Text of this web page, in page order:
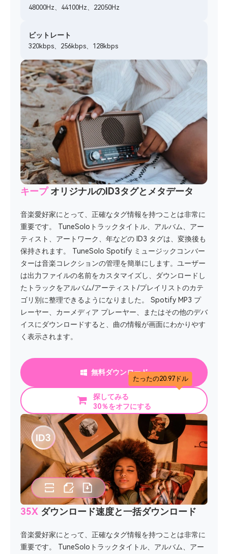
48000Hz、44100Hz、22050Hz
ビットレート
320kbps、256kbps、128kbps
キープオリジナルのID3タグとメタデータ
音楽愛好家にとって、正確なタグ情報を持つことは非常に
重要です。 TuneSoloトラックタイトル、アルバム、アー
ティスト、アートワーク、年などの ID3 タグは、変換後も
保持されます。 TuneSolo Spotify ミュージックコンバー
ターは音楽コレクションの管理を簡単にします。ユーザー
は出力ファイルの名前をカスタマイズし、ダウンロードし
たトラックをアルバム/アーティスト/プレイリストのカテ
ゴリ別に整理できるようになりました。 Spotify MP3 プ
レーヤー、カーメディア プレーヤー、またはその他のデバ
イスにダウンロードすると、曲の情報が画面にわかりやす
く表示されます。
無料ダウンロード
探してみる
30％をオフにする
たったの20.97ドル
35X ダウンロード速度と一括ダウンロード
音楽愛好家にとって、正確なタグ情報を持つことは非常に
重要です。 TuneSoloトラックタイトル、アルバム、アー